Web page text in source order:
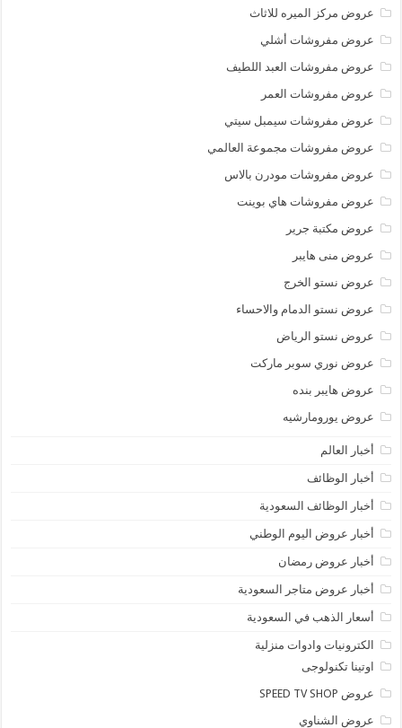
عروض مركز الميره للاثاث
عروض مفروشات أشلي
عروض مفروشات العبد اللطيف
عروض مفروشات العمر
عروض مفروشات سيمبل سيتي
عروض مفروشات مجموعة العالمي
عروض مفروشات مودرن بالاس
عروض مفروشات هاي بوينت
عروض مكتبة جرير
عروض منى هايبر
عروض نستو الخرج
عروض نستو الدمام والاحساء
عروض نستو الرياض
عروض نوري سوبر ماركت
عروض هايبر بنده
عروض يورومارشيه
أخبار العالم
أخبار الوظائف
أخبار الوظائف السعودية
أخبار عروض اليوم الوطني
أخبار عروض رمضان
أخبار عروض متاجر السعودية
أسعار الذهب في السعودية
الكترونيات وادوات منزلية
اوتينا تكنولوجى
عروض SPEED TV SHOP
عروض الشناوي